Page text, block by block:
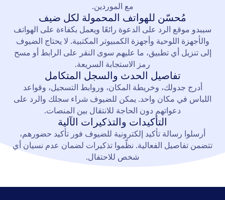
مع الموردين.
مُحسّن للهواتف المحمولة لكل ضيف
سيبدو موقع الرد على الدعوة رائعًا ويعمل بكفاءة على الهواتف
والأجهزة اللوحية وأجهزة الكمبيوتر المكتبية. لا يحتاج الضيوف
إلى تنزيل أي تطبيق، ما عليهم سوى النقر على الرابط أو مسح
رمز الاستجابة السريعة.
تفاصيل الحدث والسجل المتكامل
أدرج جدولك، وخريطة المكان، وروابط التسجيل، وقواعد
اللباس في مكان واحد. يمكن للضيوف شراء سجلك والرد على
دعواتهم دون الحاجة للانتقال بين المنصات.
التأكيدات والتذكيرات الآلية
أرسلوا رسالة تأكيد إلكترونية للضيوف فور تأكيد حضورهم،
تتضمن تفاصيل الفعالية. نظّموا تذكيرات لضمان عدم نسيان أي
شخص للاحتفال.